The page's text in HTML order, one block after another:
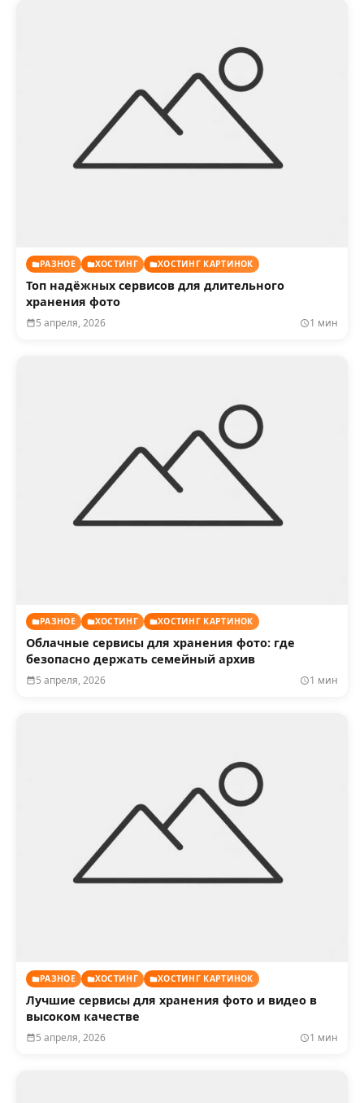
РАЗНОЕ ХОСТИНГ ХОСТИНГ КАРТИНОК
Топ надёжных сервисов для длительного
хранения фото
5 апреля, 2026 1 мин
РАЗНОЕ ХОСТИНГ ХОСТИНГ КАРТИНОК
Облачные сервисы для хранения фото: где
безопасно держать семейный архив
5 апреля, 2026 1 мин
РАЗНОЕ ХОСТИНГ ХОСТИНГ КАРТИНОК
Лучшие сервисы для хранения фото и видео в
высоком качестве
5 апреля, 2026 1 мин